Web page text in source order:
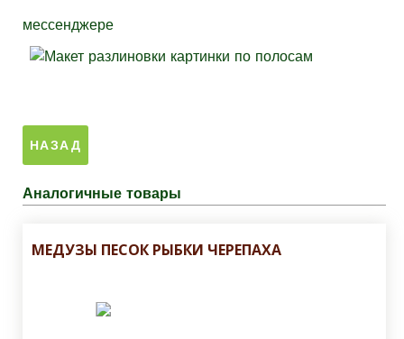
мессенджере
Аналогичные товары
МЕДУЗЫ ПЕСОК РЫБКИ ЧЕРЕПАХА